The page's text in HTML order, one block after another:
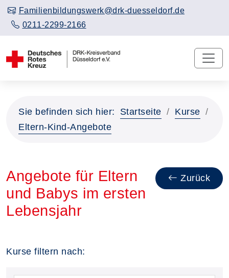
Familienbildungswerk@drk-duesseldorf.de
0211-2299-2166
Sie befinden sich hier: Startseite
Kurse
Eltern-Kind-Angebote
Zurück
Angebote für Eltern
und Babys im ersten
Lebensjahr
Kurse filtern nach: